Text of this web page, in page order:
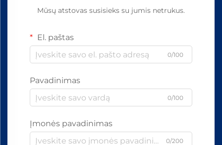
Mūsų atstovas susisieks su jumis netrukus.
El. paštas
0/100
Pavadinimas
0/100
Įmonės pavadinimas
0/200